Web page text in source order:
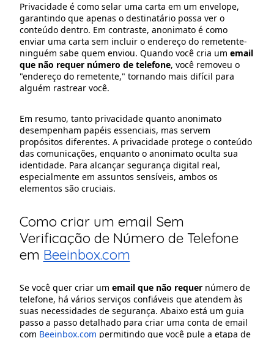
Privacidade é como selar uma carta em um envelope,
garantindo que apenas o destinatário possa ver o
conteúdo dentro. Em contraste, anonimato é como
enviar uma carta sem incluir o endereço do remetente-
ninguém sabe quem enviou. Quando você cria um email
que não requer número de telefone, você removeu o
"endereço do remetente," tornando mais difícil para
alguém rastrear você.
Em resumo, tanto privacidade quanto anonimato
desempenham papéis essenciais, mas servem
propósitos diferentes. A privacidade protege o conteúdo
das comunicações, enquanto o anonimato oculta sua
identidade. Para alcançar segurança digital real,
especialmente em assuntos sensíveis, ambos os
elementos são cruciais.
Como criar um email Sem
Verificação de Número de Telefone
em Beeinbox.com
Se você quer criar um email que não requernúmero de
telefone, há vários serviços confiáveis que atendem às
suas necessidades de segurança. Abaixo está um guia
passo a passo detalhado para criar uma conta de email
com Beeinbox.com permitindo que você pule a etapa de